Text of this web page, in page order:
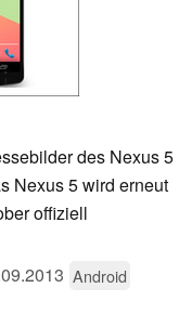
des Nexus 5
Nexus 5 wird erneut
offiziell
Android